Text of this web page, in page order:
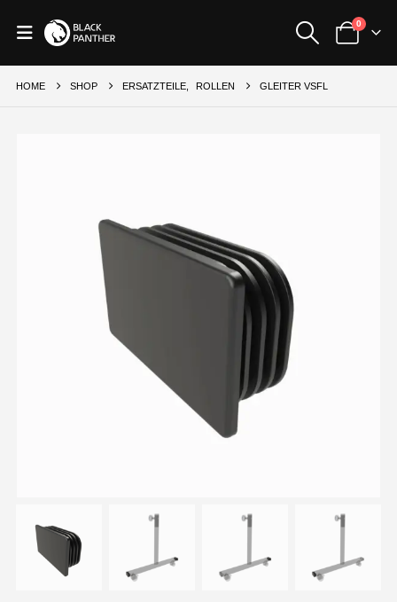
0
HOME SHOP ERSATZTEILE, ROLLEN GLEITER VSFL